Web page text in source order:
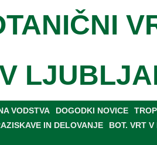
VODSTVA DOGODKI NOVICE
IN DELOVANJE BOT. VRT